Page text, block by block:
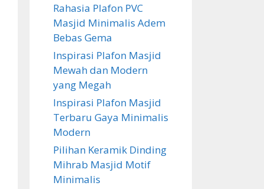
Rahasia Plafon PVC
Masjid Minimalis Adem
Bebas Gema
Inspirasi Plafon Masjid
Mewah dan Modern
yang Megah
Inspirasi Plafon Masjid
Terbaru Gaya Minimalis
Modern
Pilihan Keramik Dinding
Mihrab Masjid Motif
Minimalis